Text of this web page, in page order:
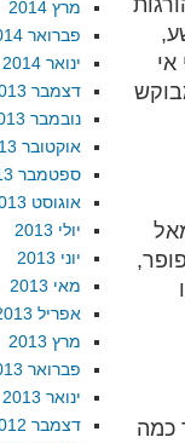
כמה
מרץ 2014
פברואר 2014
ינואר 2014
דצמבר 2013
נובמבר 2013
אוקטובר 2013
ספטמבר 2013
אוגוסט 2013
יולי 2013
יוני 2013
מאי 2013
אפריל 2013
מרץ 2013
פברואר 2013
ינואר 2013
דצמבר 2012